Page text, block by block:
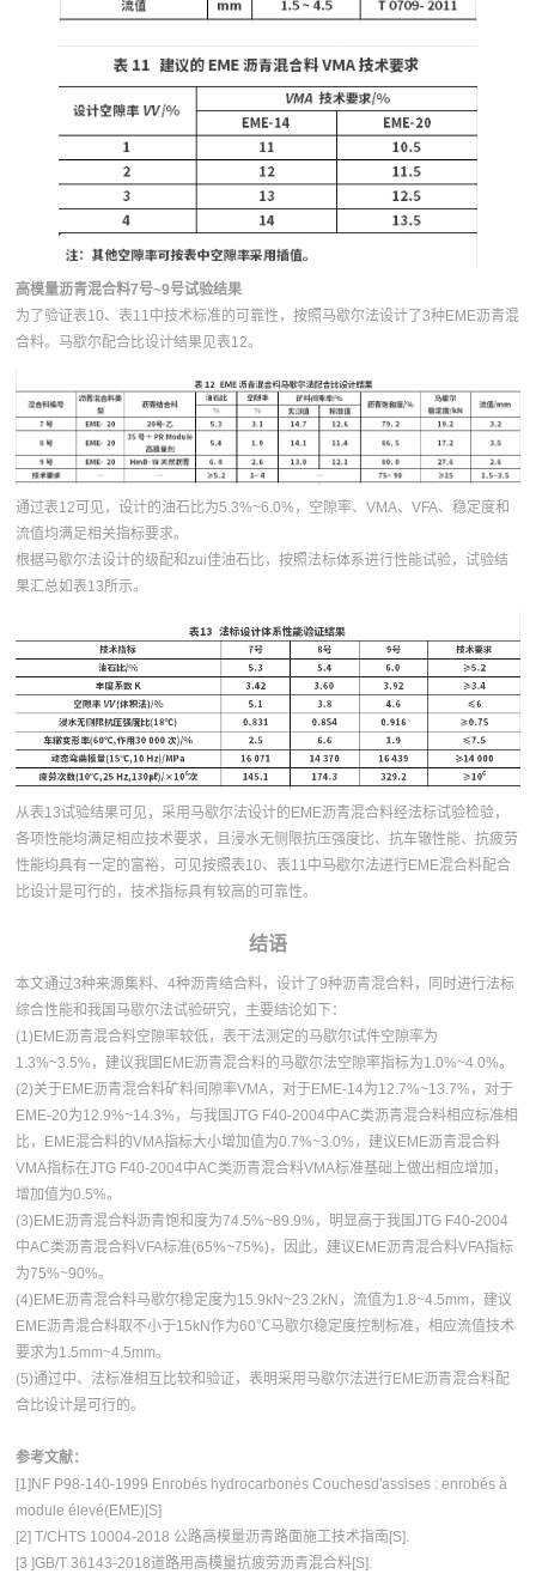
高模量沥青混合料7号~9号试验结果
为了验证表10、表11中技术标准的可靠性，按照马歇尔法设计了3种EME沥青混
合料。马歇尔配合比设计结果见表12。
通过表12可见，设计的油石比为5.3%~6.0%，空隙率、VMA、VFA、稳定度和
流值均满足相关指标要求。
根据马歇尔法设计的级配和zui佳油石比，按照法标体系进行性能试验，试验结
果汇总如表13所示。
从表13试验结果可见，采用马歇尔法设计的EME沥青混合料经法标试验检验，
各项性能均满足相应技术要求，且浸水无侧限抗压强度比、抗车辙性能、抗疲劳
性能均具有一定的富裕，可见按照表10、表11中马歇尔法进行EME混合料配合
比设计是可行的，技术指标具有较高的可靠性。
结语
本文通过3种来源集料、4种沥青结合料，设计了9种沥青混合料，同时进行法标
综合性能和我国马歇尔法试验研究，主要结论如下：
(1)EME沥青混合料空隙率较低，表干法测定的马歇尔试件空隙率为
1.3%~3.5%，建议我国EME沥青混合料的马歇尔法空隙率指标为1.0%~4.0%。
(2)关于EME沥青混合料矿料间隙率VMA，对于EME-14为12.7%~13.7%，对于
EME-20为12.9%~14.3%，与我国JTG F40-2004中AC类沥青混合料相应标准相
比，EME混合料的VMA指标大小增加值为0.7%~3.0%，建议EME沥青混合料
VMA指标在JTG F40-2004中AC类沥青混合料VMA标准基础上做出相应增加，
增加值为0.5%。
(3)EME沥青混合料沥青饱和度为74.5%~89.9%，明显高于我国JTG F40-2004
中AC类沥青混合料VFA标准(65%~75%)，因此，建议EME沥青混合料VFA指标
为75%~90%。
(4)EME沥青混合料马歇尔稳定度为15.9kN~23.2kN，流值为1.8~4.5mm，建议
EME沥青混合料取不小于15kN作为60℃马歇尔稳定度控制标准，相应流值技术
要求为1.5mm~4.5mm。
(5)通过中、法标准相互比较和验证，表明采用马歇尔法进行EME沥青混合料配
合比设计是可行的。
参考文献：
[1]NF P98-140-1999 Enrobés hydrocarbonés Couchesd'assises : enrobés à
module élevé(EME)[S]
[2] T/CHTS 10004-2018 公路高模量沥青路面施工技术指南[S].
[3 ]GB/T 36143-2018道路用高模量抗疲劳沥青混合料[S].